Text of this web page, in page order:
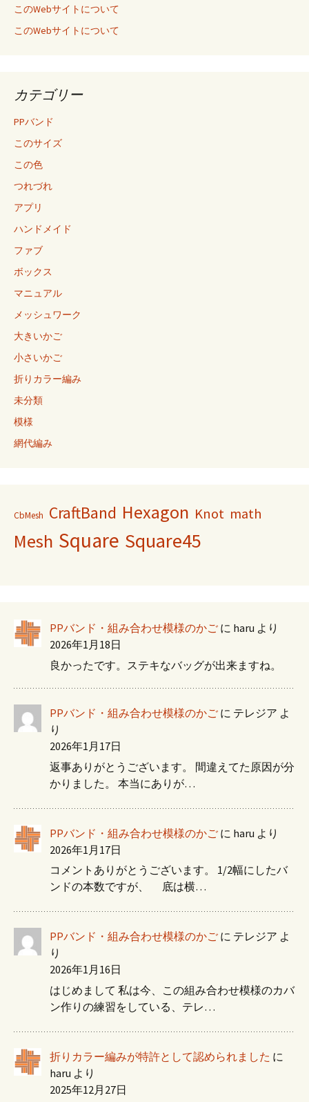
このWebサイトについて
このWebサイトについて
カテゴリー
PPバンド
このサイズ
この色
つれづれ
アプリ
ハンドメイド
ファブ
ボックス
マニュアル
メッシュワーク
大きいかご
小さいかご
折りカラー編み
未分類
模様
網代編み
CbMesh CraftBand Hexagon Knot math
Mesh Square Square45
PPバンド・組み合わせ模様のかご に haru より
2026年1月18日
良かったです。ステキなバッグが出来ますね。
PPバンド・組み合わせ模様のかご に テレジア よ
り
2026年1月17日
返事ありがとうございます。 間違えてた原因が分
かりました。 本当にありが…
PPバンド・組み合わせ模様のかご に haru より
2026年1月17日
コメントありがとうございます。 1/2幅にしたバ
ンドの本数ですが、 底は横…
PPバンド・組み合わせ模様のかご に テレジア よ
り
2026年1月16日
はじめまして 私は今、この組み合わせ模様のカバ
ン作りの練習をしている、テレ…
折りカラー編みが特許として認められました に
haru より
2025年12月27日